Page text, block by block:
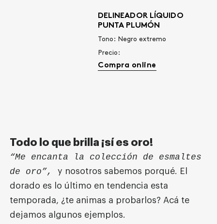
DELINEADOR LÍQUIDO
PUNTA PLUMÓN
Tono: Negro extremo
Precio:
Compra online
Todo lo que brilla ¡sí es oro!
“Me encanta la colección de esmaltes
de oro”, y nosotros sabemos porqué. El
dorado es lo último en tendencia esta
temporada, ¿te animas a probarlos? Acá te
dejamos algunos ejemplos.